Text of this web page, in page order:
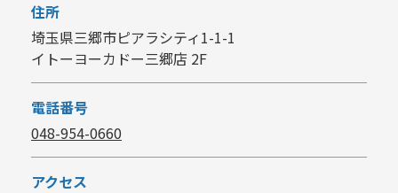
住所
埼玉県三郷市ピアラシティ1-1-1
イトーヨーカドー三郷店 2F
電話番号
048-954-0660
アクセス